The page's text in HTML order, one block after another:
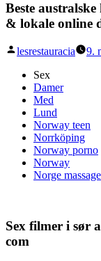
Beste
& lokale online
Posted
lesrestauracia 9.
Sex
Damer
Med
Lund
Norway teen
Norrköping
Norway porno
Norway
Norge massage
Sex filmer i sør
com